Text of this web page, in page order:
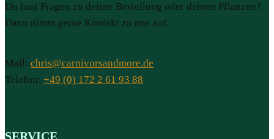
Du hast Fragen zu deiner Bestellung oder deinen Pflanzen?
Dann nimm gerne Kontakt zu uns auf.
Mail: chris@carnivorsandmore.de
Telefon: +49 (0) 172 2 61 93 88
SERVICE